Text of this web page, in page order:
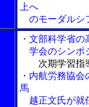
上へ
のモーダルシ
・文部科学省
学会のシンポ
次期学習指
・内航労務協
馬
越正文氏が就